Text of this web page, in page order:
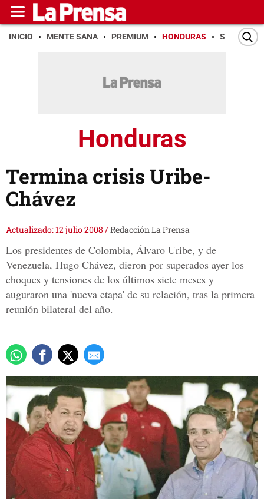
INICIO MENTE SANA PREMIUM HONDURAS SAN PEDRO
Honduras
Termina crisis Uribe-
Chávez
Actualizado: 12 julio 2008 /Redacción La Prensa
Los presidentes de Colombia, Álvaro Uribe, y de
Venezuela, Hugo Chávez, dieron por superados ayer los
choques y tensiones de los últimos siete meses y
auguraron una 'nueva etapa' de su relación, tras la primera
reunión bilateral del año.